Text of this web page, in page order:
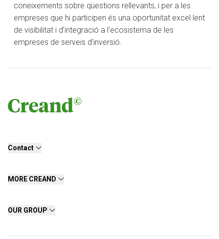
coneixements sobre qüestions rellevants, i per a les
empreses que hi participen és una oportunitat excel·lent
de visibilitat i d’integració a l’ecosistema de les
empreses de serveis d’inversió.
Contact
MORE CREAND
OUR GROUP